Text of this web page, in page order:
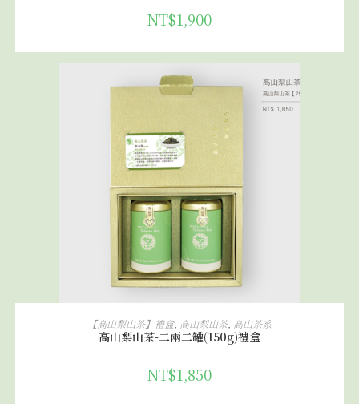
NT$1,900
加入購物車
【高山梨山茶】禮盒, 高山梨山茶, 高山茶系
高山梨山茶-二兩二罐(150g)禮盒
NT$1,850